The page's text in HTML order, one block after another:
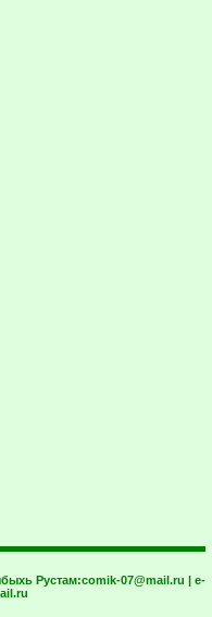
Рустам:comik-07@mail.ru | e-